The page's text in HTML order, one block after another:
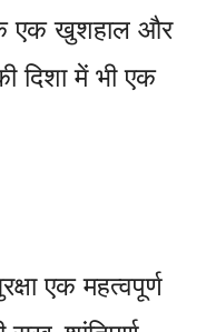
एक खुशहाल और
दिशा में भी एक
एक महत्वपूर्ण